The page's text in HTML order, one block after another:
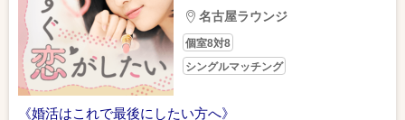
名古屋ラウンジ
個室8対8
シングルマッチング
《婚活はこれで最後にしたい方へ》